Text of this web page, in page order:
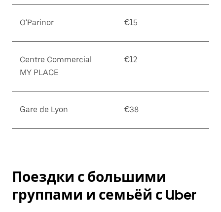
O'Parinor €15
Centre Commercial
MY PLACE
€12
Gare de Lyon €38
Поездки с большими
группами и семьёй с Uber